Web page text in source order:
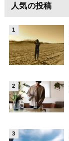
人気の投稿